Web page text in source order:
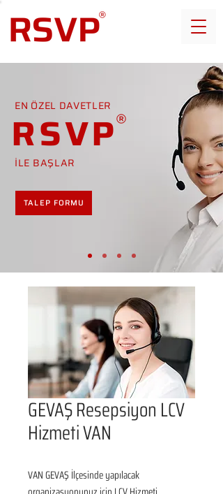
EN ÖZEL DAVETLER
RSVP
İLE BAŞLAR
TALEP FORMU
GEVAŞ Resepsiyon LCV
Hizmeti VAN
VAN GEVAŞ İlçesinde yapılacak